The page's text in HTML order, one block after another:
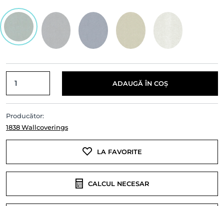
ADAUGĂ ÎN COȘ
Producător:
1838 Wallcoverings
LA FAVORITE
CALCUL NECESAR